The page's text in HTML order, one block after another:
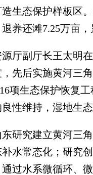
生态保护样板区
养还滩7.25万亩，
副厅长王太明在
先后实施黄河三
项生态保护恢复
性维持，湿地生
究建立黄河三角
水常态化；研究
过水系微循环、